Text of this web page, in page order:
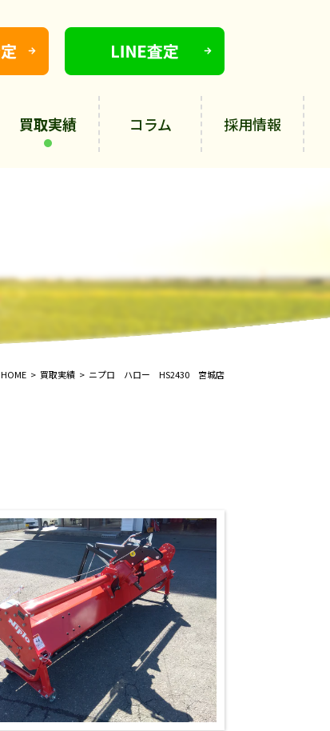
買取実績 コラム 採用情報
HOME 買取実績 ニプロ ハロー HS2430 宮城店